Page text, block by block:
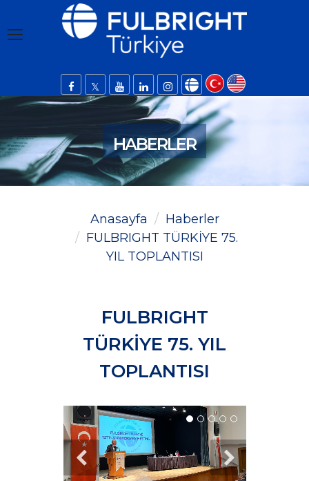
HABERLER
Anasayfa
Haberler
FULBRIGHT TÜRKİYE 75.
YIL TOPLANTISI
FULBRIGHT
TÜRKİYE 75. YIL
TOPLANTISI